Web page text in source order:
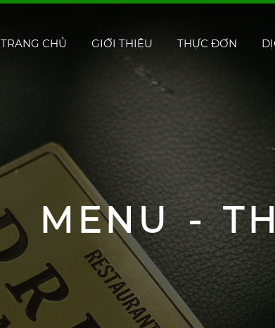
TRANG CHỦ GIỚI THIỆU THỰC ĐƠN
MENU -